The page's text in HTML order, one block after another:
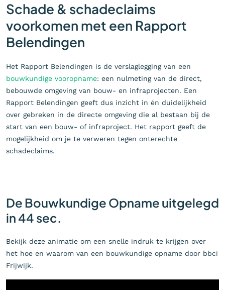
Schade & schadeclaims
voorkomen met een Rapport
Belendingen
Het Rapport Belendingen is de verslaglegging van een
bouwkundige vooropname: een nulmeting van de direct,
bebouwde omgeving van bouw- en infraprojecten. Een
Rapport Belendingen geeft dus inzicht in én duidelijkheid
over gebreken in de directe omgeving die al bestaan bij de
start van een bouw- of infraproject. Het rapport geeft de
mogelijkheid om je te verweren tegen onterechte
schadeclaims.
De Bouwkundige Opname uitgelegd
in 44 sec.
Bekijk deze animatie om een snelle indruk te krijgen over
het hoe en waarom van een bouwkundige opname door bbci
Frijwijk.